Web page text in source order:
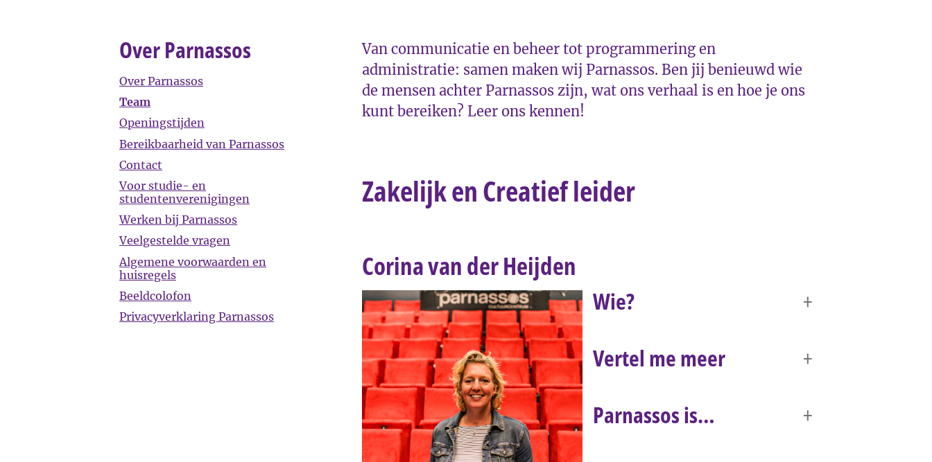
Over Parnassos
Over Parnassos
Team
Openingstijden
Bereikbaarheid van Parnassos
Contact
Voor studie- en
studentenverenigingen
Werken bij Parnassos
Veelgestelde vragen
Algemene voorwaarden en
huisregels
Beeldcolofon
Privacyverklaring Parnassos
Van communicatie en beheer tot programmering en
administratie: samen maken wij Parnassos. Ben jij benieuwd wie
de mensen achter Parnassos zijn, wat ons verhaal is en hoe je ons
kunt bereiken? Leer ons kennen!
Zakelijk en Creatief leider
Corina van der Heijden
Wie?
Vertel me meer
Parnassos is…